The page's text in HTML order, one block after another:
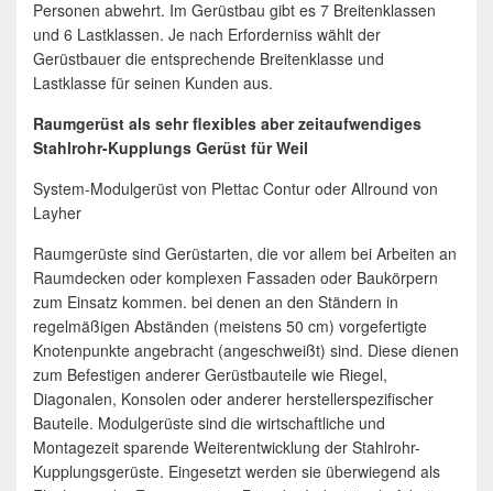
Personen abwehrt. Im Gerüstbau gibt es 7 Breitenklassen
und 6 Lastklassen. Je nach Erforderniss wählt der
Gerüstbauer die entsprechende Breitenklasse und
Lastklasse für seinen Kunden aus.
Raumgerüst als sehr flexibles aber zeitaufwendiges
Stahlrohr-Kupplungs Gerüst für Weil
System-Modulgerüst von Plettac Contur oder Allround von
Layher
Raumgerüste sind Gerüstarten, die vor allem bei Arbeiten an
Raumdecken oder komplexen Fassaden oder Baukörpern
zum Einsatz kommen. bei denen an den Ständern in
regelmäßigen Abständen (meistens 50 cm) vorgefertigte
Knotenpunkte angebracht (angeschweißt) sind. Diese dienen
zum Befestigen anderer Gerüstbauteile wie Riegel,
Diagonalen, Konsolen oder anderer herstellerspezifischer
Bauteile. Modulgerüste sind die wirtschaftliche und
Montagezeit sparende Weiterentwicklung der Stahlrohr-
Kupplungsgerüste. Eingesetzt werden sie überwiegend als